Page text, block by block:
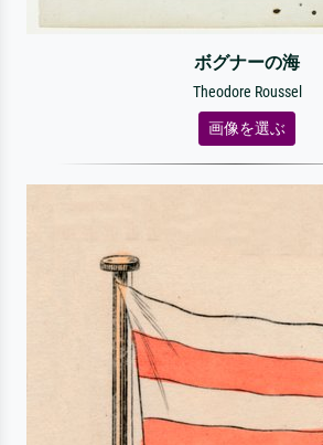
ボグナーの海
Theodore Roussel
画像を選ぶ